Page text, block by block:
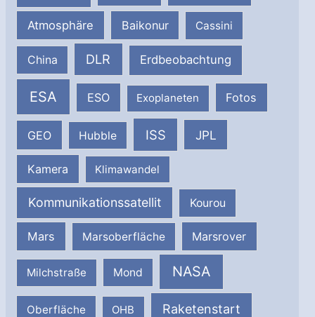
Atmosphäre Baikonur Cassini
China DLR Erdbeobachtung
ESA ESO Exoplaneten Fotos
GEO Hubble ISS JPL
Kamera Klimawandel
Kommunikationssatellit Kourou
Mars Marsoberfläche Marsrover
Milchstraße Mond NASA
Oberfläche OHB Raketenstart